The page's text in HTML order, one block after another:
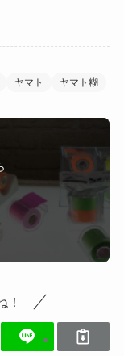
ヤマト ヤマト糊
！